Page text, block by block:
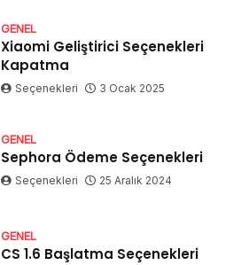
GENEL
Xiaomi Geliştirici Seçenekleri
Kapatma
Seçenekleri 3 Ocak 2025
GENEL
Sephora Ödeme Seçenekleri
Seçenekleri 25 Aralık 2024
GENEL
CS 1.6 Başlatma Seçenekleri